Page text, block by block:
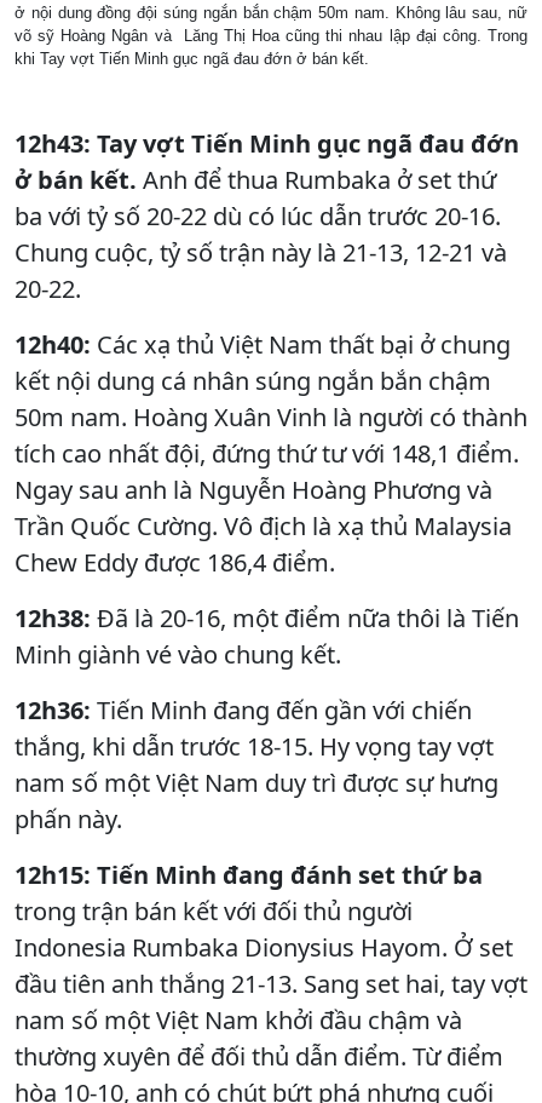
ở nội dung đồng đội súng ngắn bắn chậm 50m nam. Không lâu sau, nữ
võ sỹ Hoàng Ngân và Lăng Thị Hoa cũng thi nhau lập đại công. Trong
khi Tay vợt Tiến Minh gục ngã đau đớn ở bán kết.
12h43: Tay vợt Tiến Minh gục ngã đau đớn
ở bán kết. Anh để thua Rumbaka ở set thứ
ba với tỷ số 20-22 dù có lúc dẫn trước 20-16.
Chung cuộc, tỷ số trận này là 21-13, 12-21 và
20-22.
12h40: Các xạ thủ Việt Nam thất bại ở chung
kết nội dung cá nhân súng ngắn bắn chậm
50m nam. Hoàng Xuân Vinh là người có thành
tích cao nhất đội, đứng thứ tư với 148,1 điểm.
Ngay sau anh là Nguyễn Hoàng Phương và
Trần Quốc Cường. Vô địch là xạ thủ Malaysia
Chew Eddy được 186,4 điểm.
12h38: Đã là 20-16, một điểm nữa thôi là Tiến
Minh giành vé vào chung kết.
12h36: Tiến Minh đang đến gần với chiến
thắng, khi dẫn trước 18-15. Hy vọng tay vợt
nam số một Việt Nam duy trì được sự hưng
phấn này.
12h15: Tiến Minh đang đánh set thứ ba
trong trận bán kết với đối thủ người
Indonesia Rumbaka Dionysius Hayom. Ở set
đầu tiên anh thắng 21-13. Sang set hai, tay vợt
nam số một Việt Nam khởi đầu chậm và
thường xuyên để đối thủ dẫn điểm. Từ điểm
hòa 10-10, anh có chút bứt phá nhưng cuối